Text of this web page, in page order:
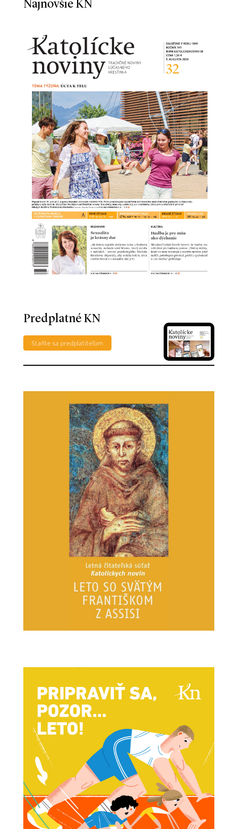
Najnovšie KN
Predplatné KN
Staňte sa predplatiteľom